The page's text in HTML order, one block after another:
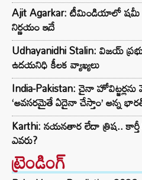
Ajit Agarkar: టీమిండియాలో షమీ
నిర్ణయం ఇదే
Udhayanidhi Stalin: విజయ్
ఉదయనిధి కీలక వ్యాఖ్యలు
India-Pakistan: చైనా
‘అవసరమైతే ఏదైనా చేస్తాం’ అన్న
Karthi: నయనతార లేదా త్రిష..
ఎవరు?
ట్రెండింగ్‌